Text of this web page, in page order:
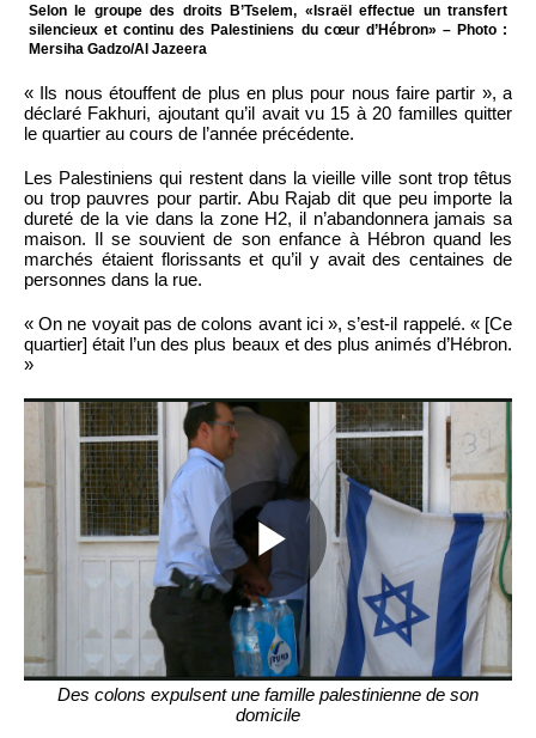
Selon le groupe des droits B’Tselem, «Israël effectue un transfert
silencieux et continu des Palestiniens du cœur d’Hébron» – Photo :
Mersiha Gadzo/Al Jazeera
« Ils nous étouffent de plus en plus pour nous faire partir », a
déclaré Fakhuri, ajoutant qu’il avait vu 15 à 20 familles quitter
le quartier au cours de l’année précédente.
Les Palestiniens qui restent dans la vieille ville sont trop têtus
ou trop pauvres pour partir. Abu Rajab dit que peu importe la
dureté de la vie dans la zone H2, il n’abandonnera jamais sa
maison. Il se souvient de son enfance à Hébron quand les
marchés étaient florissants et qu’il y avait des centaines de
personnes dans la rue.
« On ne voyait pas de colons avant ici », s’est-il rappelé. « [Ce
quartier] était l’un des plus beaux et des plus animés d’Hébron.
»
Des colons expulsent une famille palestinienne de son
domicile